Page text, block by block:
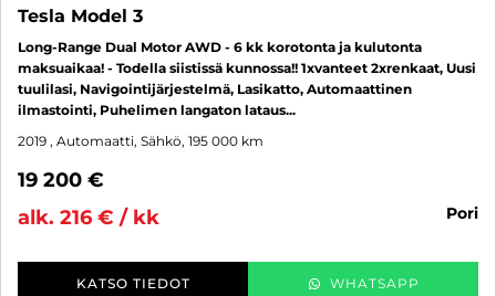
Tesla Model 3
Long-Range Dual Motor AWD - 6 kk korotonta ja kulutonta
maksuaikaa! - Todella siistissä kunnossa!! 1xvanteet 2xrenkaat, Uusi
tuulilasi, Navigointijärjestelmä, Lasikatto, Automaattinen
ilmastointi, Puhelimen langaton lataus...
2019 , Automaatti, Sähkö, 195 000 km
19 200 €
alk. 216 € / kk
pori
KATSO TIEDOT WHATSAPP